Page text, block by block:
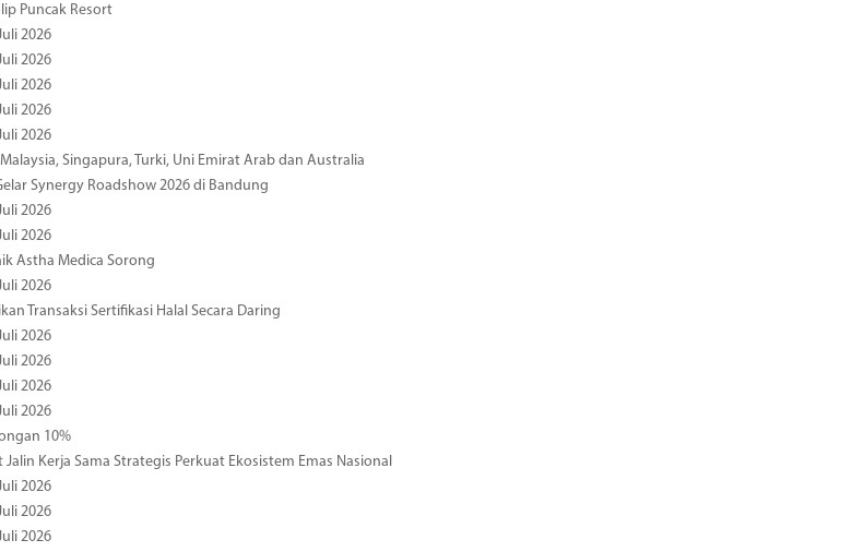
Puncak Resort
2026
2026
2026
2026
2026
Singapura, Turki, Uni Emirat Arab dan Australia
Synergy Roadshow 2026 di Bandung
2026
2026
Astha Medica Sorong
2026
Transaksi Sertifikasi Halal Secara Daring
2026
2026
2026
2026
10%
Kerja Sama Strategis Perkuat Ekosistem Emas Nasional
2026
2026
2026